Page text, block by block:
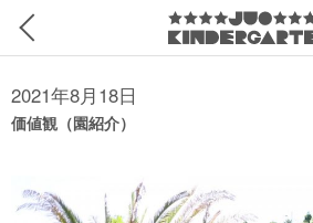
2021年8月18日
価値観（園紹介）